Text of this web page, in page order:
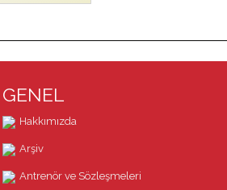
GENEL
Hakkımızda
Arşiv
Antrenör ve Sözleşmeleri